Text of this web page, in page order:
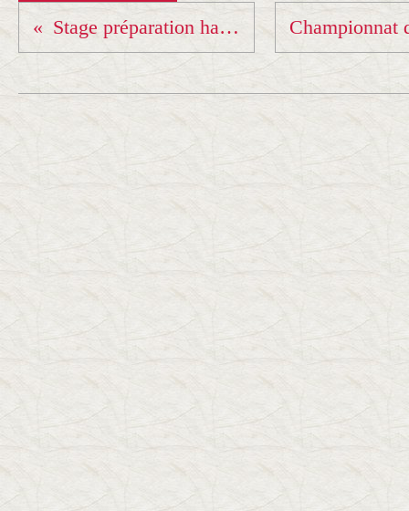
Stage préparation hauts gradés à Lyon